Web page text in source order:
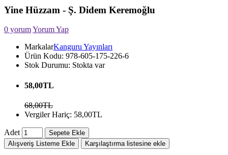
Yine Hüzzam - Ş. Didem Keremoğlu
0 yorumYorum Yap
MarkalarKanguru Yayınları
Ürün Kodu: 978-605-175-226-6
Stok Durumu: Stokta var
58,00TL
68,00TL
Vergiler Hariç: 58,00TL
Adet
Sepete Ekle
Alışveriş Listeme Ekle
Karşılaştırma listesine ekle